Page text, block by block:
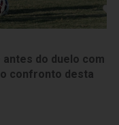
do duelo com
confronto desta